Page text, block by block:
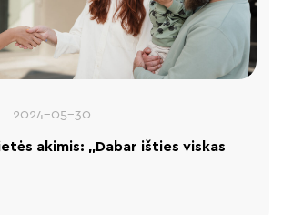
2024-05-30
akimis: „Dabar išties viskas